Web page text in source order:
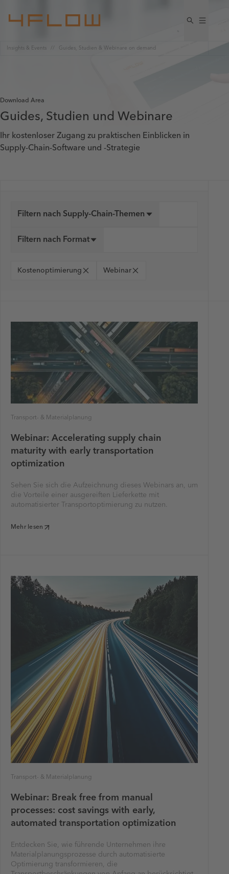
Insights & Events Guides, Studien & Webinare on demand
Download Area
Guides, Studien und Webinare
Ihr kostenloser Zugang zu praktischen Einblicken in
Supply-Chain-Software und -Strategie
Filtern nach Supply-Chain-Themen
Filtern nach Format
Kostenoptimierung Webinar
Transport- & Materialplanung
Webinar: Accelerating supply chain
maturity with early transportation
optimization
Sehen Sie sich die Aufzeichnung dieses Webinars an, um
die Vorteile einer ausgereiften Lieferkette mit
automatisierter Transportoptimierung zu nutzen.
Mehr lesen
Transport- & Materialplanung
Webinar: Break free from manual
processes: cost savings with early,
automated transportation optimization
Entdecken Sie, wie führende Unternehmen ihre
Materialplanungsprozesse durch automatisierte
Optimierung transformieren, die